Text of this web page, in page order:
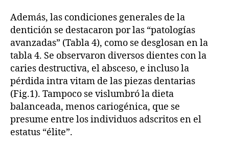
Además, las condiciones generales de la
dentición se destacaron por las “patologías
avanzadas” (Tabla 4), como se desglosan en la
tabla 4. Se observaron diversos dientes con la
caries destructiva, el absceso, e incluso la
pérdida intra vitam de las piezas dentarias
(Fig.1). Tampoco se vislumbró la dieta
balanceada, menos cariogénica, que se
presume entre los individuos adscritos en el
estatus “élite”.